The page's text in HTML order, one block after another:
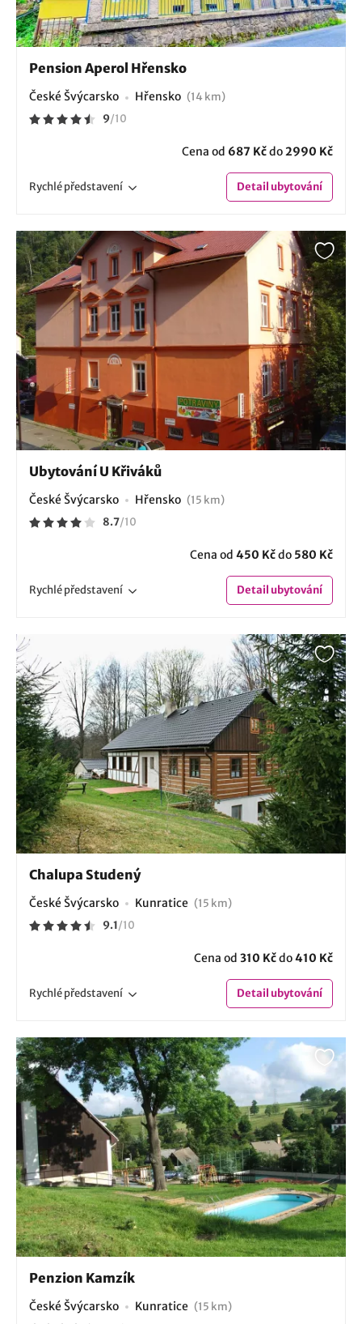
Pension Aperol Hřensko
České Švýcarsko Hřensko (14 km)
9/10
Cena od 687 Kčdo2990 Kč
Rychlépředstavení Detailubytování
Ubytování U Křiváků
České Švýcarsko Hřensko (15 km)
8.7/10
Cena od 450 Kčdo 580 Kč
Rychlépředstavení Detailubytování
Chalupa Studený
České Švýcarsko Kunratice (15 km)
9.1/10
Cena od 310 Kčdo410 Kč
Rychlépředstavení Detailubytování
Penzion Kamzík
České Švýcarsko Kunratice (15 km)